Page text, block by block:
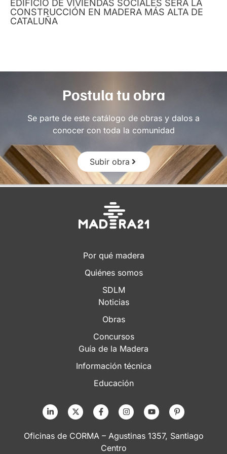
EDIFICIO DE VIVIENDAS SOCIALES SERÁ LA
CONSTRUCCIÓN EN MADERA MÁS ALTA DE
CATALUÑA
Postula tu obra
Se parte de este catálogo de obras y dalos a
conocer con toda la comunidad
Subir obra
Por qué madera
Quiénes somos
SDLM
Noticias
Obras
Concursos
Guía de la Madera
Información técnica
Educación
Oficinas de CORMA – Agustinas 1357, Santiago
Centro